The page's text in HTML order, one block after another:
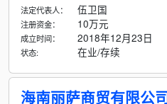
法定代表人： 伍卫国
注册资金： 10万元
成立时间： 2018年12月23日
状态: 在业/存续
海南丽萨商贸有限公